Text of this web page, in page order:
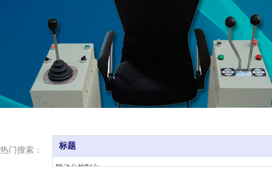
标题
联动台控制台
热门搜索：